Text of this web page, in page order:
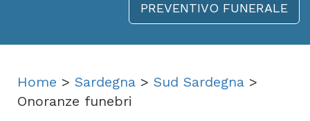
PREVENTIVO FUNERALE
Home > Sardegna > Sud Sardegna >
Onoranze funebri